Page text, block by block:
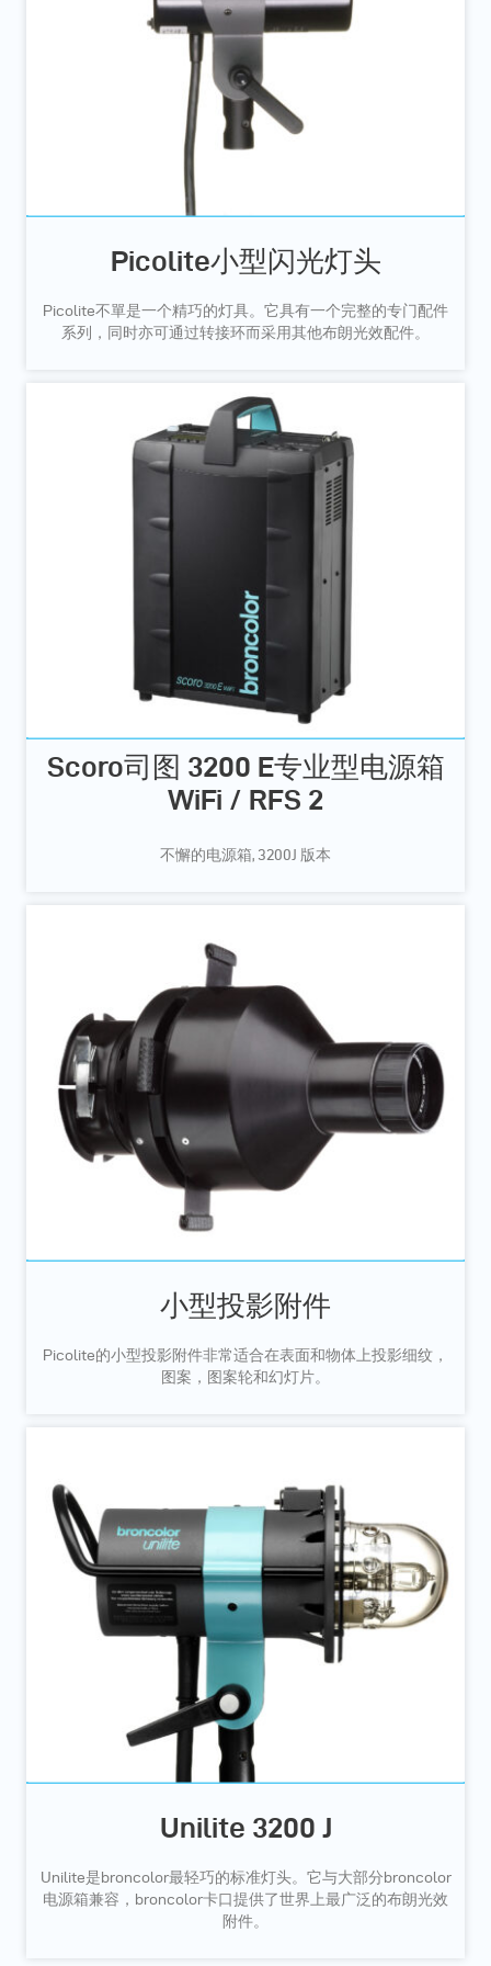
Picolite小型闪光灯头
Picolite不單是一个精巧的灯具。它具有一个完整的专门配件
系列，同时亦可通过转接环而采用其他布朗光效配件。
Scoro司图 3200 E专业型电源箱
WiFi / RFS 2
不懈的电源箱, 3200J 版本
小型投影附件
Picolite的小型投影附件非常适合在表面和物体上投影细纹，
图案，图案轮和幻灯片。
Unilite 3200 J
Unilite是broncolor最轻巧的标准灯头。它与大部分broncolor
电源箱兼容，broncolor卡口提供了世界上最广泛的布朗光效
附件。